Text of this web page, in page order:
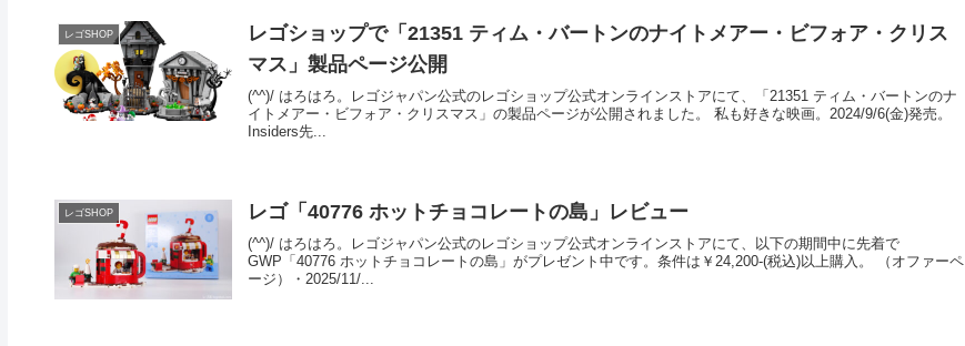
レゴSHOP
レゴショップで「21351 ティム・バートンのナイトメアー・ビフォア・クリス
マス」製品ページ公開
(^^)/ はろはろ。レゴジャパン公式のレゴショップ公式オンラインストアにて、「21351 ティム・バートンのナ
イトメアー・ビフォア・クリスマス」の製品ページが公開されました。 私も好きな映画。2024/9/6(金)発売。
Insiders先...
レゴSHOP レゴ「40776 ホットチョコレートの島」レビュー
(^^)/ はろはろ。レゴジャパン公式のレゴショップ公式オンラインストアにて、以下の期間中に先着で
GWP「40776 ホットチョコレートの島」がプレゼント中です。条件は￥24,200-(税込)以上購入。 （オファーペ
ージ）・2025/11/...